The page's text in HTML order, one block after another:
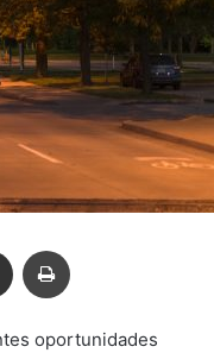
Compartir por correo electrónico
oportunidades